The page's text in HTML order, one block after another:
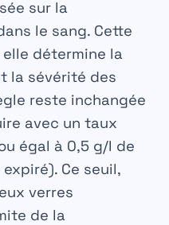
sur la
le sang. Cette
détermine la
la sévérité des
reste inchangée
avec un taux
égal à 0,5 g/l de
Ce seuil,
verres
de la